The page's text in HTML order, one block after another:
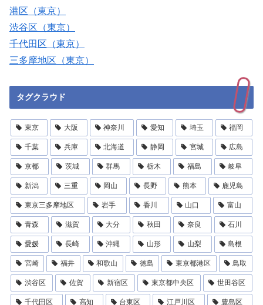
港区（東京）
渋谷区（東京）
千代田区（東京）
三多摩地区（東京）
タグクラウド
東京 大阪 神奈川 愛知 埼玉 福岡
千葉 兵庫 北海道 静岡 宮城 広島
京都 茨城 群馬 栃木 福島 岐阜
新潟 三重 岡山 長野 熊本 鹿児島
東京三多摩地区 岩手 香川 山口 富山
青森 滋賀 大分 秋田 奈良 石川
愛媛 長崎 沖縄 山形 山梨 島根
宮崎 福井 和歌山 徳島 東京都港区 鳥取
渋谷区 佐賀 新宿区 東京都中央区 世田谷区
千代田区 高知 台東区 江戸川区 豊島区